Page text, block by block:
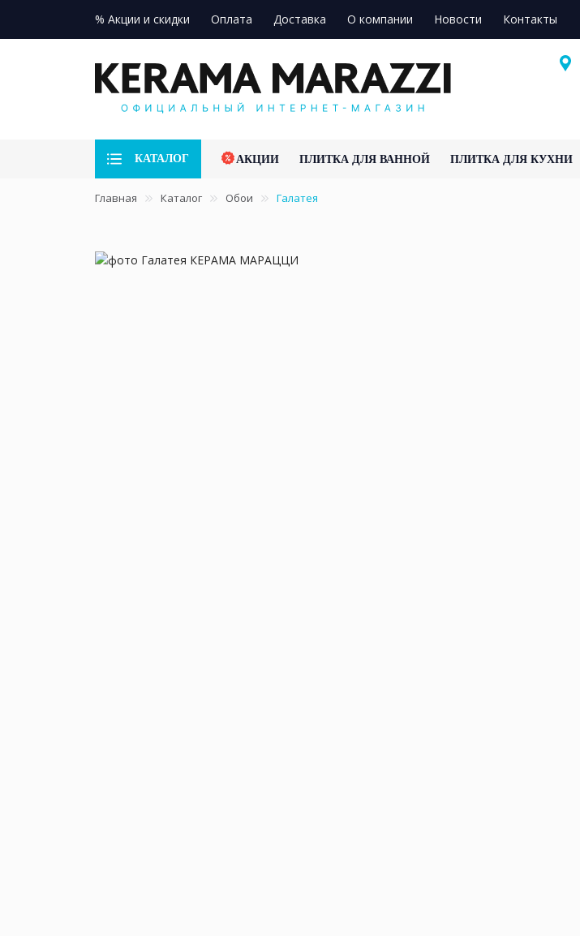
% Акции и скидки Оплата Доставка О компании Новости Контакты
КАТАЛОГ АКЦИИ ПЛИТКА ДЛЯ ВАННОЙ ПЛИТКА ДЛЯ КУХНИ
Главная Каталог Обои Галатея